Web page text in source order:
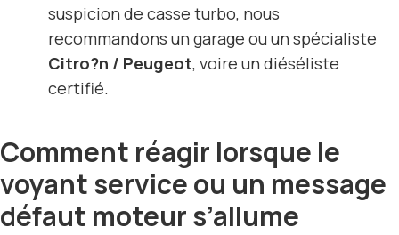
suspicion de casse turbo, nous
recommandons un garage ou un spécialiste
Citro?n / Peugeot, voire un diéséliste
certifié.
Comment réagir lorsque le
voyant service ou un message
défaut moteur s’allume